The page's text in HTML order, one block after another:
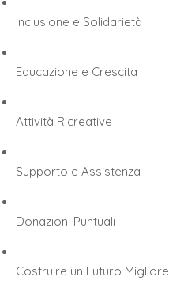
Inclusione e Solidarietà
Educazione e Crescita
Attività Ricreative
Supporto e Assistenza
Donazioni Puntuali
Costruire un Futuro Migliore